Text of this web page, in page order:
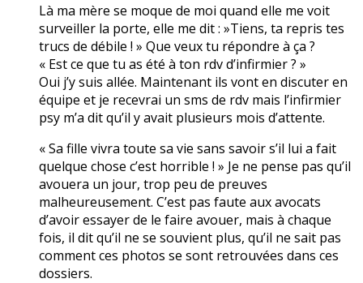
Là ma mère se moque de moi quand elle me voit
surveiller la porte, elle me dit : »Tiens, ta repris tes
trucs de débile ! » Que veux tu répondre à ça ?
« Est ce que tu as été à ton rdv d’infirmier ? »
Oui j’y suis allée. Maintenant ils vont en discuter en
équipe et je recevrai un sms de rdv mais l’infirmier
psy m’a dit qu’il y avait plusieurs mois d’attente.
« Sa fille vivra toute sa vie sans savoir s’il lui a fait
quelque chose c’est horrible ! » Je ne pense pas qu’il
avouera un jour, trop peu de preuves
malheureusement. C’est pas faute aux avocats
d’avoir essayer de le faire avouer, mais à chaque
fois, il dit qu’il ne se souvient plus, qu’il ne sait pas
comment ces photos se sont retrouvées dans ces
dossiers.